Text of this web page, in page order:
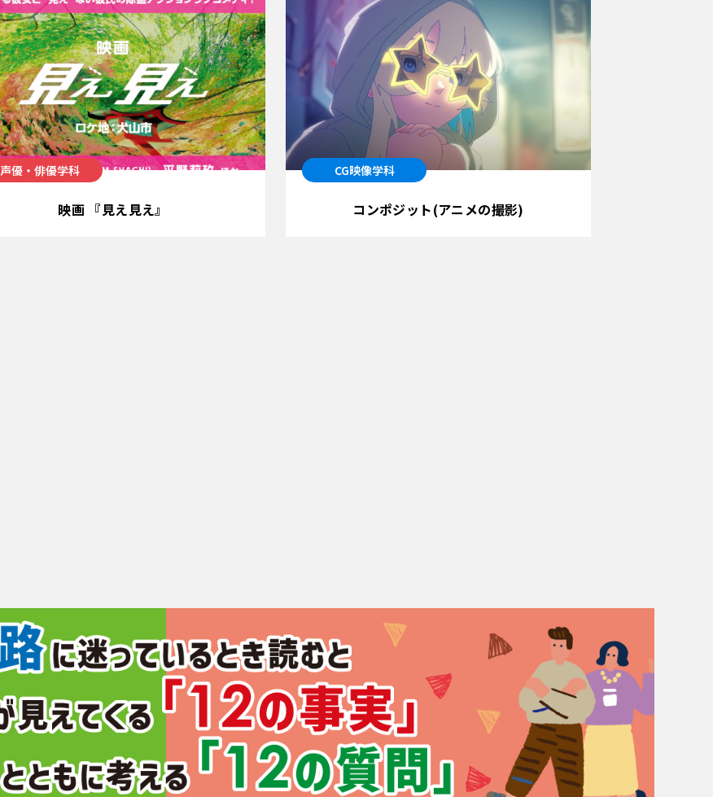
声優・俳優学科
映画 『見え見え』
CG映像学科
コンポジット(アニメの撮影)